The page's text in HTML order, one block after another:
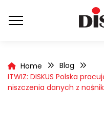
Home
Blog
ITWIZ: DISKUS Polska
niszczenia danych z